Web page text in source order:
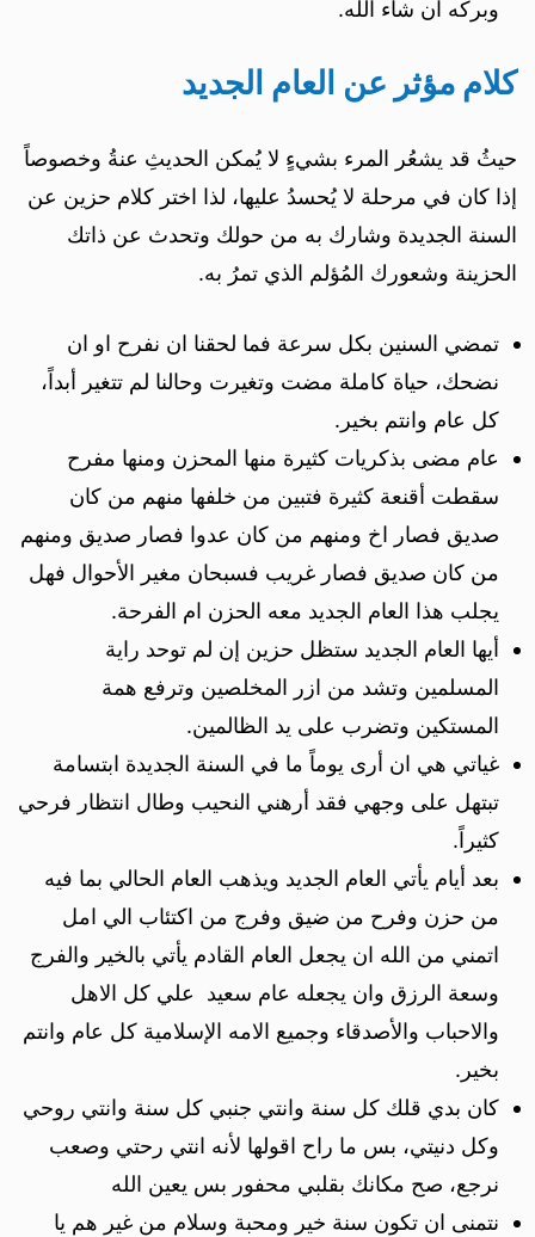
وبركه ان شاء الله.
كلام مؤثر عن العام الجديد
حيثُ قد يشعُر المرء بشيءٍ لا يُمكن الحديثِ عنةُ وخصوصاً
إذا كان في مرحلة لا يُحسدُ عليها، لذا اختر كلام حزين عن
السنة الجديدة وشارك به من حولك وتحدث عن ذاتك
الحزينة وشعورك المُؤلم الذي تمرُ به.
تمضي السنين بكل سرعة فما لحقنا ان نفرح او ان
نضحك، حياة كاملة مضت وتغيرت وحالنا لم تتغير أبداً،
كل عام وانتم بخير.
عام مضى بذكريات كثيرة منها المحزن ومنها مفرح
سقطت أقنعة كثيرة فتبين من خلفها منهم من كان
صديق فصار اخ ومنهم من كان عدوا فصار صديق ومنهم
من كان صديق فصار غريب فسبحان مغير الأحوال فهل
يجلب هذا العام الجديد معه الحزن ام الفرحة.
أيها العام الجديد ستظل حزين إن لم توحد راية
المسلمين وتشد من ازر المخلصين وترفع همة
المستكين وتضرب على يد الظالمين.
غياتي هي ان أرى يوماً ما في السنة الجديدة ابتسامة
تبتهل على وجهي فقد أرهني النحيب وطال انتظار فرحي
كثيراً.
بعد أيام يأتي العام الجديد ويذهب العام الحالي بما فيه
من حزن وفرح من ضيق وفرج من اكتئاب الي امل
اتمني من الله ان يجعل العام القادم يأتي بالخير والفرج
وسعة الرزق وان يجعله عام سعيد علي كل الاهل
والاحباب والأصدقاء وجميع الامه الإسلامية كل عام وانتم
بخير.
كان بدي قلك كل سنة وانتي جنبي كل سنة وانتي روحي
وكل دنيتي، بس ما راح اقولها لأنه انتي رحتي وصعب
نرجع، صح مكانك بقلبي محفور بس يعين الله
نتمنى ان تكون سنة خير ومحبة وسلام من غير هم يا